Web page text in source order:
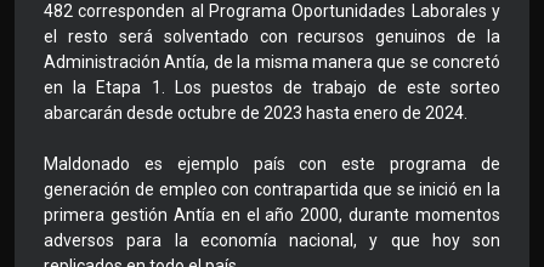
482 corresponden al Programa Oportunidades Laborales y
el resto será solventado con recursos genuinos de la
Administración Antía, de la misma manera que se concretó
en la Etapa 1. Los puestos de trabajo de este sorteo
abarcarán desde octubre de 2023 hasta enero de 2024.
Maldonado es ejemplo país con este programa de
generación de empleo con contrapartida que se inició en la
primera gestión Antía en el año 2000, durante momentos
adversos para la economía nacional, y que hoy son